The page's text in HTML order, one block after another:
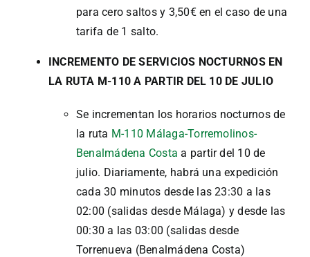
para cero saltos y 3,50€ en el caso de una
tarifa de 1 salto.
INCREMENTO DE SERVICIOS NOCTURNOS EN
LA RUTA M-110 A PARTIR DEL 10 DE JULIO
Se incrementan los horarios nocturnos de
la ruta M-110 Málaga-Torremolinos-
Benalmádena Costa a partir del 10 de
julio. Diariamente, habrá una expedición
cada 30 minutos desde las 23:30 a las
02:00 (salidas desde Málaga) y desde las
00:30 a las 03:00 (salidas desde
Torrenueva (Benalmádena Costa)